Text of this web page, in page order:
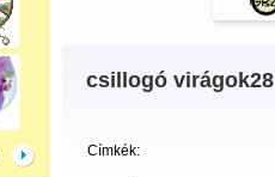
csillogó virágok28
Címkék: